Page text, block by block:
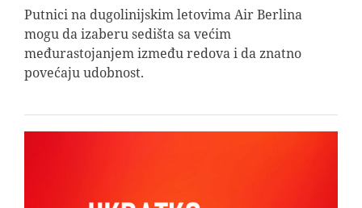
Putnici na dugolinijskim letovima Air Berlina
mogu da izaberu sedišta sa većim
međurastojanjem između redova i da znatno
povećaju udobnost.